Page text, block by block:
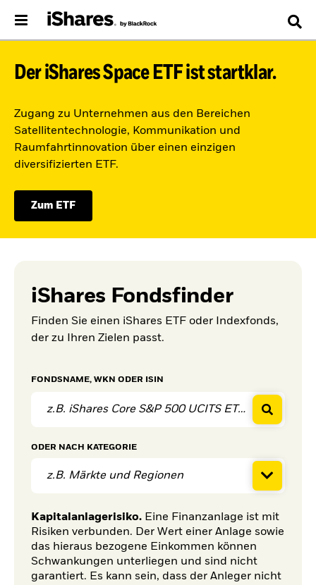
Der iShares Space ETF ist startklar.
Zugang zu Unternehmen aus den Bereichen
Satellitentechnologie, Kommunikation und
Raumfahrtinnovation über einen einzigen
diversifizierten ETF.
Zum ETF
iShares Fondsfinder
Finden Sie einen iShares ETF oder Indexfonds,
der zu Ihren Zielen passt.
FONDSNAME, WKN ODER ISIN
ODER NACH KATEGORIE
z.B. Märkte und Regionen
Kapitalanlagerisiko. Eine Finanzanlage ist mit
Risiken verbunden. Der Wert einer Anlage sowie
das hieraus bezogene Einkommen können
Schwankungen unterliegen und sind nicht
garantiert. Es kann sein, dass der Anleger nicht